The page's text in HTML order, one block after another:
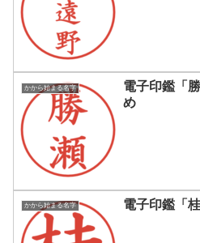
かから始まる名字
電子印鑑「
め
かから始まる名字 電子印鑑「